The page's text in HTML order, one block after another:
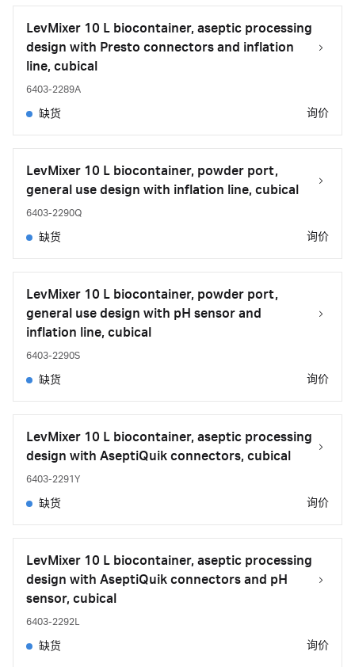
LevMixer 10 L biocontainer, aseptic processing
design with Presto connectors and inflation
line, cubical
6403-2289A
缺货 询价
LevMixer 10 L biocontainer, powder port,
general use design with inflation line, cubical
6403-2290Q
缺货 询价
LevMixer 10 L biocontainer, powder port,
general use design with pH sensor and
inflation line, cubical
6403-2290S
缺货 询价
LevMixer 10 L biocontainer, aseptic processing
design with AseptiQuik connectors, cubical
6403-2291Y
缺货 询价
LevMixer 10 L biocontainer, aseptic processing
design with AseptiQuik connectors and pH
sensor, cubical
6403-2292L
缺货 询价